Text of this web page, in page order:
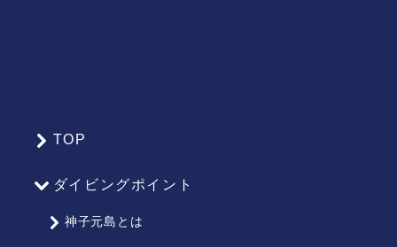
TOP
ダイビングポイント
神子元島とは